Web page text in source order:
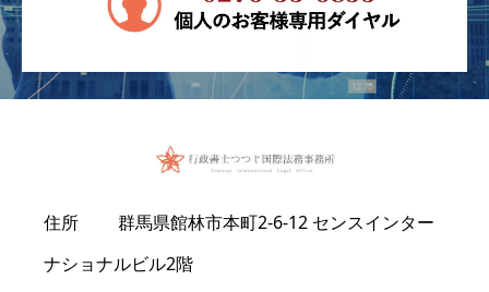
住所 群馬県館林市本町2-6-12 センスインター
ナショナルビル2階